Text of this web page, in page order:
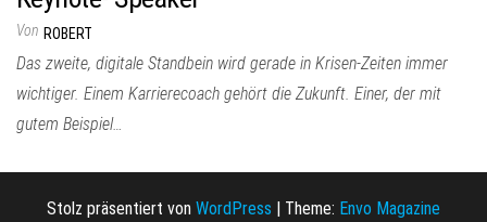
Von ROBERT
Das zweite, digitale Standbein wird gerade in Krisen-Zeiten immer
wichtiger. Einem Karrierecoach gehört die Zukunft. Einer, der mit
gutem Beispiel…
Stolz präsentiert von WordPress | Theme: Envo Magazine